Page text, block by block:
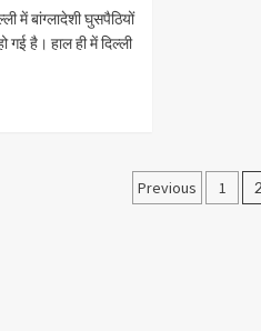
में बांग्लादेशी घुसपैठियों
गई है। हाल ही में दिल्ली
Posts
Previous 1 2